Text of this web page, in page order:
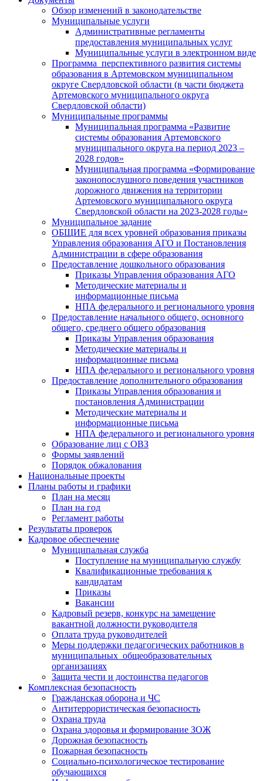
Обзор изменений в законодательстве
Муниципальные услуги
Административные регламенты
предоставления муниципальных услуг
Муниципальные услуги в электронном виде
Программа перспективного развития системы
образования в Артемовском муниципальном
округе Свердловской области (в части бюджета
Артемовского муниципального округа
Свердловской области)
Муниципальные программы
Муниципальная программа «Развитие
системы образования Артемовского
муниципального округа на период 2023 –
2028 годов»
Муниципальная программа «Формирование
законопослушного поведения участников
дорожного движения на территории
Артемовского муниципального округа
Свердловской области на 2023-2028 годы»
Муниципальное задание
ОБЩИЕ для всех уровней образования приказы
Управления образования АГО и Постановления
Администрации в сфере образования
Предоставление дошкольного образования
Приказы Управления образования АГО
Методические материалы и
информационные письма
НПА федерального и регионального уровня
Предоставление начального общего, основного
общего, среднего общего образования
Приказы Управления образования
Методические материалы и
информационные письма
НПА федерального и регионального уровня
Предоставление дополнительного образования
Приказы Управления образования и
постановления Администрации
Методические материалы и
информационные письма
НПА федерального и регионального уровня
Образование лиц с ОВЗ
Формы заявлений
Порядок обжалования
Национальные проекты
Планы работы и графики
План на месяц
План на год
Регламент работы
Результаты проверок
Кадровое обеспечение
Муниципальная служба
Поступление на муниципальную службу
Квалификационные требования к
кандидатам
Приказы
Вакансии
Кадровый резерв, конкурс на замещение
вакантной должности руководителя
Оплата труда руководителей
Меры поддержки педагогических работников в
муниципальных общеобразовательных
организациях
Защита чести и достоинства педагогов
Комплексная безопасность
Гражданская оборона и ЧС
Антитеррористическая безопасность
Охрана труда
Охрана здоровья и формирование ЗОЖ
Дорожная безопасность
Пожарная безопасность
Социально-психологическое тестирование
обучающихся